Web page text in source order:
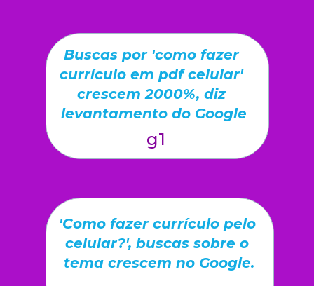
Buscas por 'como fazer
currículo em pdf celular'
crescem 2000%, diz
levantamento do Google
'Como fazer currículo pelo
celular?', buscas sobre o
tema crescem no Google.
g1